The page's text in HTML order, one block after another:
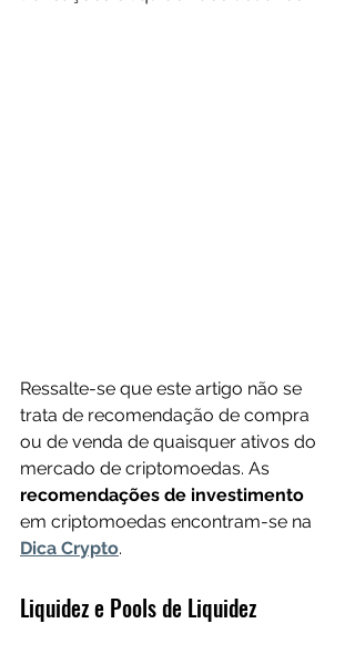
Ressalte-se que este artigo não se
trata de recomendação de compra
ou de venda de quaisquer ativos do
mercado de criptomoedas. As
recomendações de investimento
em criptomoedas encontram-se na
Dica Crypto.
Liquidez e Pools de Liquidez